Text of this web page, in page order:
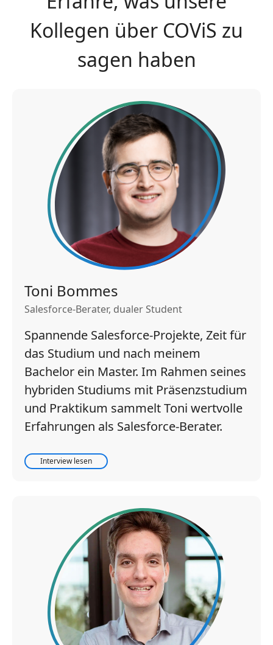
Kollegen über COViS zu
sagen haben
Toni Bommes
Salesforce-Berater, dualer Student
Spannende Salesforce-Projekte, Zeit für
das Studium und nach meinem
Bachelor ein Master. Im Rahmen seines
hybriden Studiums mit Präsenzstudium
und Praktikum sammelt Toni wertvolle
Erfahrungen als Salesforce-Berater.
Interview lesen